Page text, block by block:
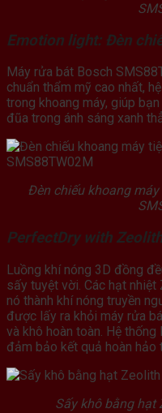
Emotion light: Đèn
Máy rửa bát Bosch
chuẩn thẩm mỹ cao nhất,
trong khoang máy, giúp
đũa trong ánh sáng xanh
Đèn chiếu khoang
PerfectDry with
Luồng khí nóng 3D đồng
sấy tuyệt vời. Các hạt
nó thành khí nóng truyền
được lấy ra khỏi máy rửa
và khô hoàn toàn. Hệ
đảm bảo kết quả hoàn
Sấy khô bằng hạt